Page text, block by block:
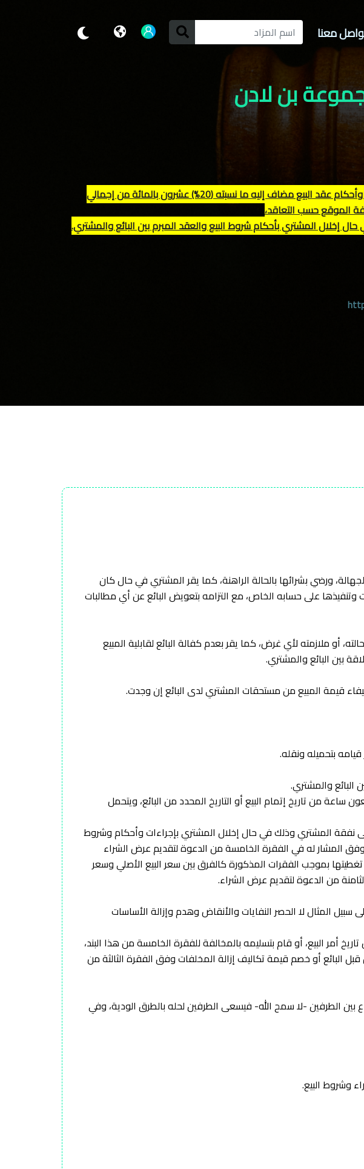
معنا
" عند ترسية البيع يتم دفع مبلغ البيع حسب عرض الشراء وأحكام عقد البيع مضاف إليه ما نسبته (20%) عشرون بالمائة من إجمالي
الموقع حسب التعاقد،
إخلال المشتري بأحكام شروط البيع والعقد المبرم بين البائع والمشتري.
ورضي بشرائها بالحالة الراهنة، كما يقر المشتري في حال كان
وتنفيذها على حسابه الخاص، مع التزامه بتعويض البائع عن أي مطالبات
أو ملازمته لأي غرض، كما يقر بعدم كفالة البائع لقابلية المبيع
بين البائع والمشتري.
قيمة المبيع من مستحقات المشتري لدى البائع إن وجدت.
بتحميله ونقله.
وتحميلها من نقطة التسليم خلال مدة أقصاها (48) ثمانية وأربعون ساعة من تاريخ إتمام البيع أو التاريخ المحدد من البائع، ويتحمل
نفقة المشتري وذلك في حال إخلال المشتري بإجراءات وأحكام وشروط
وفق المشار له في الفقرة الخامسة من الدعوة لتقديم عرض الشراء
بموجب الفقرات المذكورة كالفرق بين سعر البيع الأصلي وسعر
من الدعوة لتقديم عرض الشراء.
المثال لا الحصر النفايات والأنقاض وهدم وإزالة الأساسات
من جميع المخلفات بعد (15) خمسة عشر يوما من تاريخ أمر البيع، أو قام بتسليمه بالمخالفة للفقرة الخامسة من هذا البند،
البائع أو خصم قيمة تكاليف إزالة المخلفات وفق الفقرة الثالثة من
بين الطرفين -لا سمح الله- فيسعى الطرفين لحله بالطرق الودية، وفي